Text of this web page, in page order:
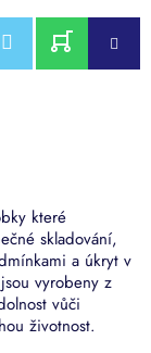
NÁKUPNÍ
které
skladování,
a úkryt v
vyrobeny z
vůči
životnost.